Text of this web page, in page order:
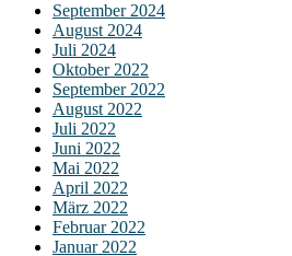
September 2024
August 2024
Juli 2024
Oktober 2022
September 2022
August 2022
Juli 2022
Juni 2022
Mai 2022
April 2022
März 2022
Februar 2022
Januar 2022